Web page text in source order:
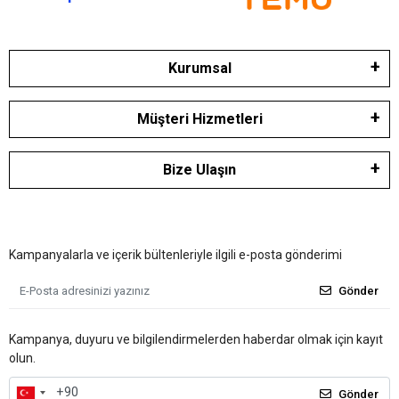
Kurumsal
Müşteri Hizmetleri
Bize Ulaşın
Kampanyalarla ve içerik bültenleriyle ilgili e-posta gönderimi
Gönder
Kampanya, duyuru ve bilgilendirmelerden haberdar olmak için kayıt
olun.
Gönder